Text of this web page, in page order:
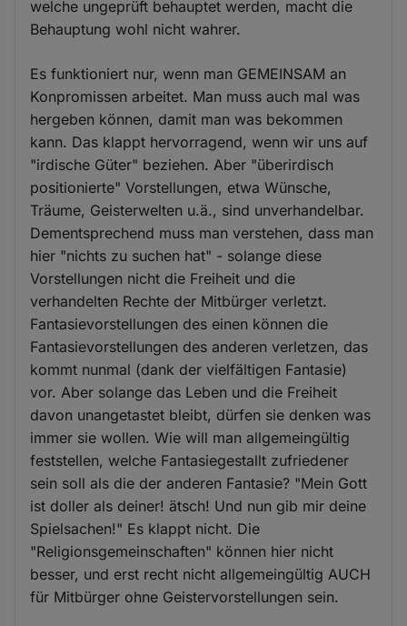
welche ungeprüft behauptet werden, macht die
Behauptung wohl nicht wahrer.
Es funktioniert nur, wenn man GEMEINSAM an
Konpromissen arbeitet. Man muss auch mal was
hergeben können, damit man was bekommen
kann. Das klappt hervorragend, wenn wir uns auf
"irdische Güter" beziehen. Aber "überirdisch
positionierte" Vorstellungen, etwa Wünsche,
Träume, Geisterwelten u.ä., sind unverhandelbar.
Dementsprechend muss man verstehen, dass man
hier "nichts zu suchen hat" - solange diese
Vorstellungen nicht die Freiheit und die
verhandelten Rechte der Mitbürger verletzt.
Fantasievorstellungen des einen können die
Fantasievorstellungen des anderen verletzen, das
kommt nunmal (dank der vielfältigen Fantasie)
vor. Aber solange das Leben und die Freiheit
davon unangetastet bleibt, dürfen sie denken was
immer sie wollen. Wie will man allgemeingültig
feststellen, welche Fantasiegestallt zufriedener
sein soll als die der anderen Fantasie? "Mein Gott
ist doller als deiner! ätsch! Und nun gib mir deine
Spielsachen!" Es klappt nicht. Die
"Religionsgemeinschaften" können hier nicht
besser, und erst recht nicht allgemeingültig AUCH
für Mitbürger ohne Geistervorstellungen sein.